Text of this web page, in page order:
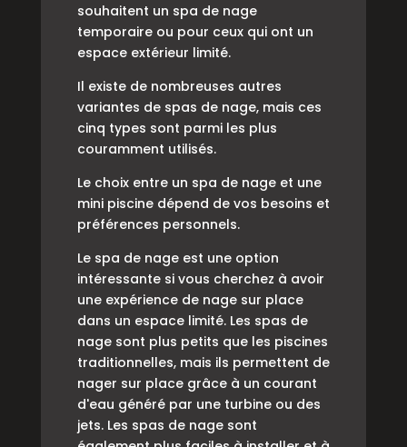
souhaitent un spa de nage
temporaire ou pour ceux qui ont un
espace extérieur limité.
Il existe de nombreuses autres
variantes de spas de nage, mais ces
cinq types sont parmi les plus
couramment utilisés.
Le choix entre un spa de nage et une
mini piscine dépend de vos besoins et
préférences personnels.
Le spa de nage est une option
intéressante si vous cherchez à avoir
une expérience de nage sur place
dans un espace limité. Les spas de
nage sont plus petits que les piscines
traditionnelles, mais ils permettent de
nager sur place grâce à un courant
d'eau généré par une turbine ou des
jets. Les spas de nage sont